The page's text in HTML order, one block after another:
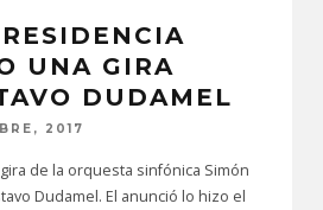
UNA GIRA
DUDAMEL
2017
de la orquesta sinfónica Simón
Dudamel. El anunció lo hizo el